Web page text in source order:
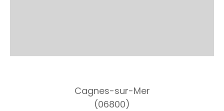
Cagnes-sur-Mer
(06800)